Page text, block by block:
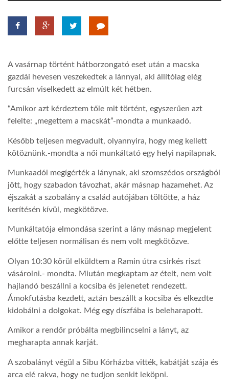
AFRIKA TUDÁSTÁR
A NAP SZÉPE
LINKTR.EE
GLOBOZSARU
GLOBOBOOK
A vasárnap történt hátborzongató eset után a macska
gazdái hevesen veszekedtek a lánnyal, aki állítólag elég
furcsán viselkedett az elmúlt két hétben.
“Amikor azt kérdeztem tőle mit történt, egyszerűen azt
felelte: „megettem a macskát”-mondta a munkaadó.
Később teljesen megvadult, olyannyira, hogy meg kellett
kötöznünk.-mondta a női munkáltató egy helyi napilapnak.
Munkaadói megígérték a lánynak, aki szomszédos országból
jött, hogy szabadon távozhat, akár másnap hazamehet. Az
éjszakát a szobalány a család autójában töltötte, a ház
kerítésén kívül, megkötözve.
Munkáltatója elmondása szerint a lány másnap megjelent
előtte teljesen normálisan és nem volt megkötözve.
Olyan 10:30 körül elküldtem a Ramin útra csirkés riszt
vásárolni.- mondta. Miután megkaptam az ételt, nem volt
hajlandó beszállni a kocsiba és jelenetet rendezett.
Ámokfutásba kezdett, aztán beszállt a kocsiba és elkezdte
kidobálni a dolgokat. Még egy díszfába is beleharapott.
Amikor a rendőr próbálta megbilincselni a lányt, az
megharapta annak karját.
A szobalányt végül a Sibu Kórházba vitték, kabátját szája és
arca elé rakva, hogy ne tudjon senkit leköpni.